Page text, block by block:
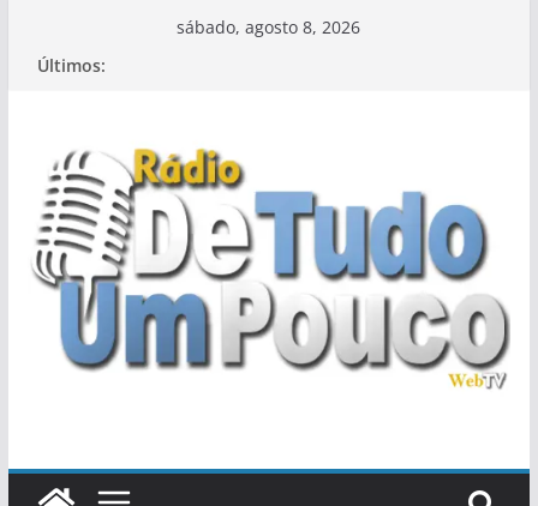
sábado, agosto 8, 2026
Últimos: